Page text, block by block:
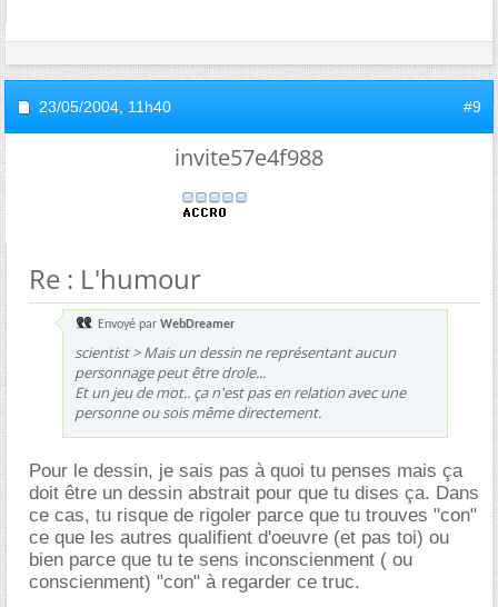
23/05/2004, 11h40 #9
invite57e4f988
Re : L'humour
Envoyé par WebDreamer
scientist > Mais un dessin ne représentant aucun
personnage peut être drole...
Et un jeu de mot.. ça n'est pas en relation avec une
personne ou sois même directement.
Pour le dessin, je sais pas à quoi tu penses mais ça
doit être un dessin abstrait pour que tu dises ça. Dans
ce cas, tu risque de rigoler parce que tu trouves "con"
ce que les autres qualifient d'oeuvre (et pas toi) ou
bien parce que tu te sens inconscienment ( ou
conscienment) "con" à regarder ce truc.